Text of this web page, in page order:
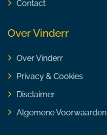
Contact
Over Vinderr
Over Vinderr
Privacy & Cookies
Disclaimer
Algemene Voorwaarden